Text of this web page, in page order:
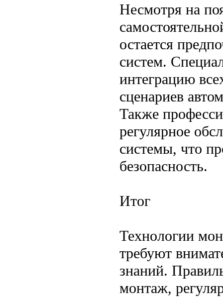
Несмотря на
остается
систем.
интеграцию
сценариев
Также
регулярное
системы, что
безопасность.
Итог
Технологии
требуют
знаний.
монтаж,